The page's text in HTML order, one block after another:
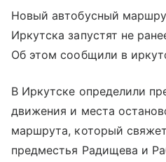
Новый автобусный
Иркутска запустят не
Об этом сообщили в
В Иркутске определили
движения и места
маршрута, который
предместья Радищева и